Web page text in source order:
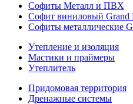
Софиты Металл и ПВХ
Софит виниловый Grand
Софиты металлические
Утепление и изоляция
Мастики и праймеры
Утеплитель
Придомовая территория
Дренажные системы